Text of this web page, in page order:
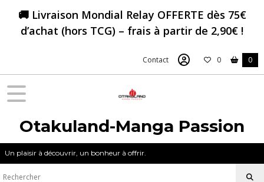
🚚 Livraison Mondial Relay OFFERTE dès 75€
d’achat (hors TCG) – frais à partir de 2,90€ !
Contact 0 0
Otakuland-Manga Passion
Un plaisir à découvrir, un bonheur à offrir.